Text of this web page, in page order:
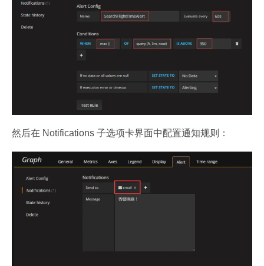
然后在 Notifications 子选项卡界面中配置通知规则：